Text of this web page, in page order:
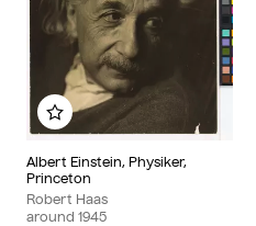
Albert Einstein, Physiker,
Princeton
Robert Haas
around 1945
Add to my album